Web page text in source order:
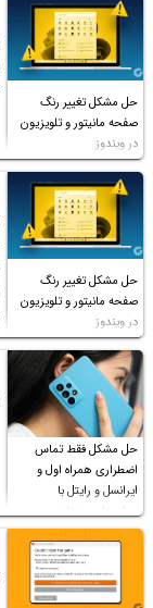
حل مشکل تغییر رنگ
صفحه مانیتور و تلویزیون
در ویندوز
حل مشکل تغییر رنگ
صفحه مانیتور و تلویزیون
در ویندوز
حل مشکل فقط تماس
اضطراری همراه اول و
ایرانسل و رایتل با
روش‌های مختلف